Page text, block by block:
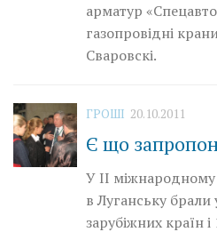
арматур
газопровідні
Сваровскі.
ГРОШІ 20.10.2011
Є що
У II міжнародному
в Луганську
зарубіжних країн